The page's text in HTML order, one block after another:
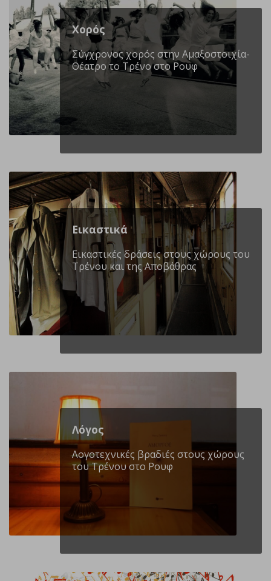
Χορός
Σύγχρονος χορός στην Αμαξοστοιχία-
Θέατρο το Τρένο στο Ρουφ
Εικαστικά
Εικαστικές δράσεις στους χώρους του
Τρένου και της Αποβάθρας
Λόγος
Λογοτεχνικές βραδιές στους χώρους
του Τρένου στο Ρουφ